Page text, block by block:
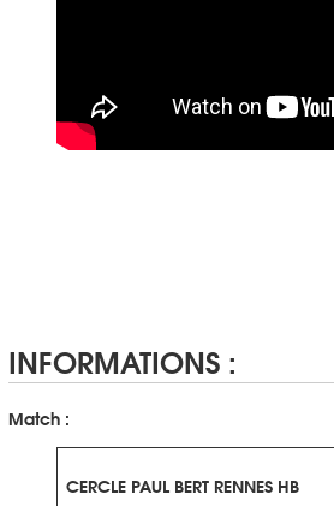
INFORMATIONS :
Match :
CERCLE PAUL BERT RENNES HB